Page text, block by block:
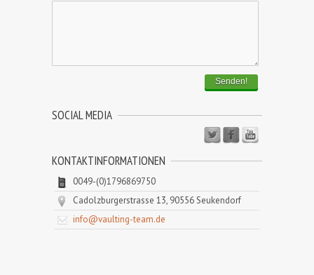
Senden!
SOCIAL MEDIA
KONTAKTINFORMATIONEN
0049-(0)1796869750
Cadolzburgerstrasse 13, 90556 Seukendorf
info@vaulting-team.de